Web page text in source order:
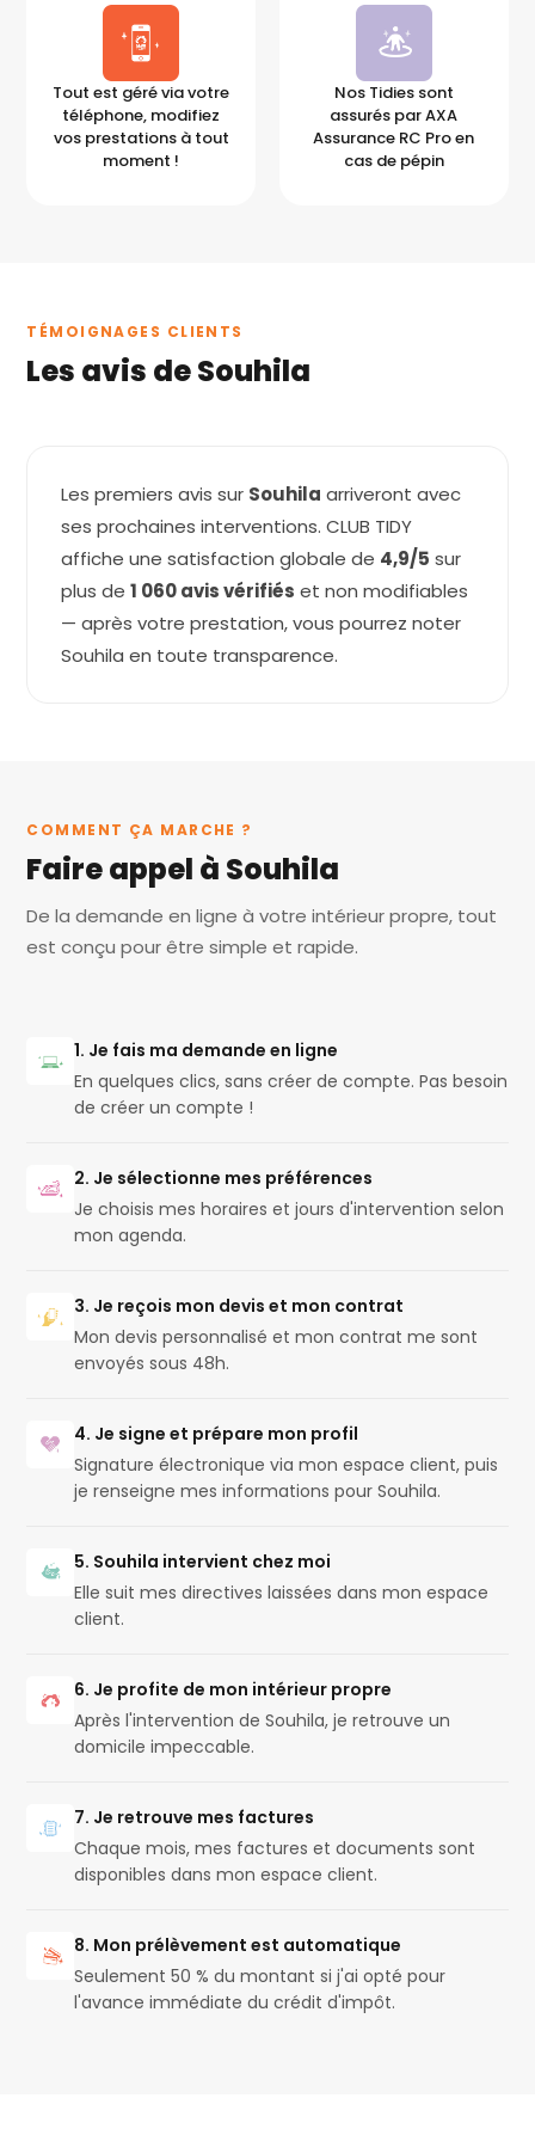
Tout est géré via votre
téléphone, modifiez
vos prestations à tout
moment !
Nos Tidies sont
assurés par AXA
Assurance RC Pro en
cas de pépin
TÉMOIGNAGES CLIENTS
Les avis de Souhila
Les premiers avis sur Souhila arriveront avec
ses prochaines interventions. CLUB TIDY
affiche une satisfaction globale de 4,9/5 sur
plus de1 060 avis vérifiés et non modifiables
— après votre prestation, vous pourrez noter
Souhila en toute transparence.
COMMENT ÇA MARCHE ?
Faire appel à Souhila
De la demande en ligne à votre intérieur propre, tout
est conçu pour être simple et rapide.
1. Je fais ma demande en ligne
En quelques clics, sans créer de compte. Pas besoin
de créer un compte !
2. Je sélectionne mes préférences
Je choisis mes horaires et jours d'intervention selon
mon agenda.
3. Je reçois mon devis et mon contrat
Mon devis personnalisé et mon contrat me sont
envoyés sous 48h.
4. Je signe et prépare mon profil
Signature électronique via mon espace client, puis
je renseigne mes informations pour Souhila.
5. Souhila intervient chez moi
Elle suit mes directives laissées dans mon espace
client.
6. Je profite de mon intérieur propre
Après l'intervention de Souhila, je retrouve un
domicile impeccable.
7. Je retrouve mes factures
Chaque mois, mes factures et documents sont
disponibles dans mon espace client.
8. Mon prélèvement est automatique
Seulement 50 % du montant si j'ai opté pour
l'avance immédiate du crédit d'impôt.